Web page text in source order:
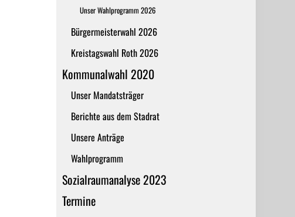
Unser Wahlprogramm 2026
Bürgermeisterwahl 2026
Kreistagswahl Roth 2026
Kommunalwahl 2020
Unser Mandatsträger
Berichte aus dem Stadrat
Unsere Anträge
Wahlprogramm
Sozialraumanalyse 2023
Termine